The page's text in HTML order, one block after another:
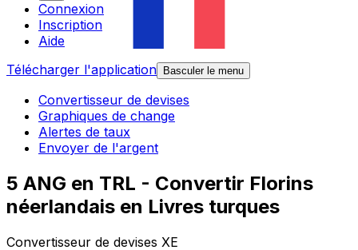
Connexion
Inscription
Aide
Télécharger l'application
Basculer le menu
Convertisseur de devises
Graphiques de change
Alertes de taux
Envoyer de l'argent
5 ANG en TRL - Convertir Florins
néerlandais en Livres turques
Convertisseur de devises XE